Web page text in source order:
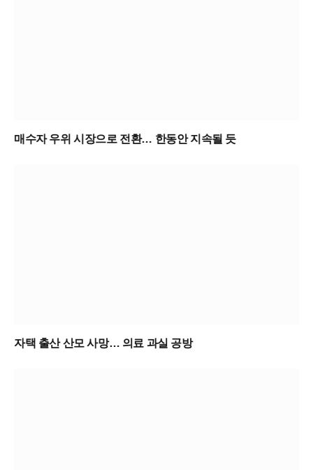
매수자 우위 시장으로 전환… 한동안 지속될 듯
자택 출산 산모 사망… 의료 과실 공방